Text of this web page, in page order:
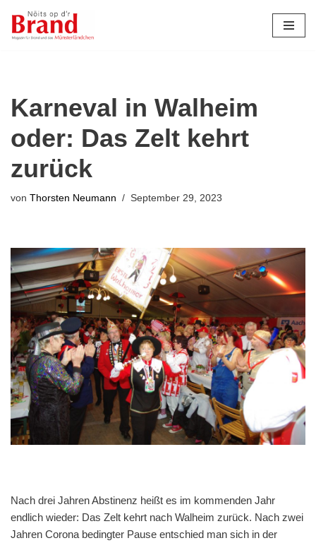
Zum
Karneval in Walheim
oder: Das Zelt kehrt
zurück
von Thorsten Neumann September 29, 2023
Nach drei Jahren Abstinenz heißt es im kommenden Jahr
endlich wieder: Das Zelt kehrt nach Walheim zurück. Nach zwei
Jahren Corona bedingter Pause entschied man sich in der